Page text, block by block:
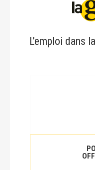
L’emploi dans